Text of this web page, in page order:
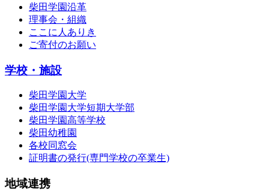
柴田学園沿革
理事会・組織
ここに人ありき
ご寄付のお願い
学校・施設
柴田学園大学
柴田学園大学短期大学部
柴田学園高等学校
柴田幼稚園
各校同窓会
証明書の発行(専門学校の卒業生)
地域連携